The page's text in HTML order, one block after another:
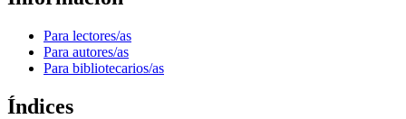
Para lectores/as
Para autores/as
Para bibliotecarios/as
Índices